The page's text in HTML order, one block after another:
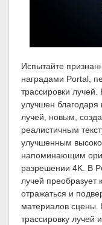
Испытайте
наградами Portal,
трассировки
улучшен
лучей, новым,
реалистичным
улучшенным
напоминающим
разрешении 4K. В
лучей преобразует
отражаться и
материалов сцены.
трассировку лучей